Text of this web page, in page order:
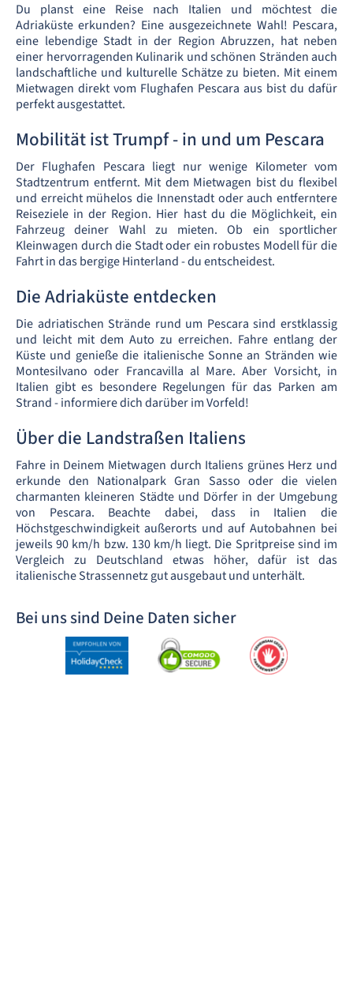
Du planst eine Reise nach Italien und möchtest die
Adriaküste erkunden? Eine ausgezeichnete Wahl! Pescara,
eine lebendige Stadt in der Region Abruzzen, hat neben
einer hervorragenden Kulinarik und schönen Stränden auch
landschaftliche und kulturelle Schätze zu bieten. Mit einem
Mietwagen direkt vom Flughafen Pescara aus bist du dafür
perfekt ausgestattet.
Mobilität ist Trumpf - in und um Pescara
Der Flughafen Pescara liegt nur wenige Kilometer vom
Stadtzentrum entfernt. Mit dem Mietwagen bist du flexibel
und erreicht mühelos die Innenstadt oder auch entferntere
Reiseziele in der Region. Hier hast du die Möglichkeit, ein
Fahrzeug deiner Wahl zu mieten. Ob ein sportlicher
Kleinwagen durch die Stadt oder ein robustes Modell für die
Fahrt in das bergige Hinterland - du entscheidest.
Die Adriaküste entdecken
Die adriatischen Strände rund um Pescara sind erstklassig
und leicht mit dem Auto zu erreichen. Fahre entlang der
Küste und genieße die italienische Sonne an Stränden wie
Montesilvano oder Francavilla al Mare. Aber Vorsicht, in
Italien gibt es besondere Regelungen für das Parken am
Strand - informiere dich darüber im Vorfeld!
Über die Landstraßen Italiens
Fahre in Deinem Mietwagen durch Italiens grünes Herz und
erkunde den Nationalpark Gran Sasso oder die vielen
charmanten kleineren Städte und Dörfer in der Umgebung
von Pescara. Beachte dabei, dass in Italien die
Höchstgeschwindigkeit außerorts und auf Autobahnen bei
jeweils 90 km/h bzw. 130 km/h liegt. Die Spritpreise sind im
Vergleich zu Deutschland etwas höher, dafür ist das
italienische Strassennetz gut ausgebaut und unterhält.
Bei uns sind Deine Daten sicher